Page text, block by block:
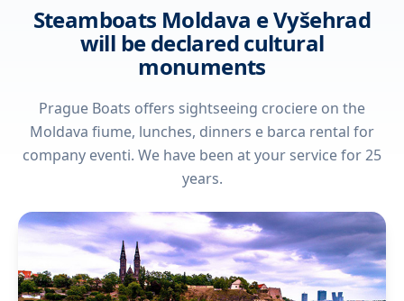
Steamboats Moldava e Vyšehrad
will be declared cultural
monuments
Prague Boats offers sightseeing crociere on the
Moldava fiume, lunches, dinners e barca rental for
company eventi. We have been at your service for 25
years.